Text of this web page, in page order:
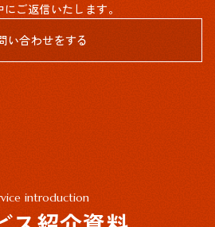
ご返信いたします。
い合わせをする
introduction